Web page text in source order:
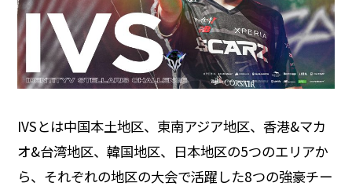
IVSとは中国本土地区、東南アジア地区、香港&マカ
オ&台湾地区、韓国地区、日本地区の5つのエリアか
ら、それぞれの地区の大会で活躍した8つの強豪チー